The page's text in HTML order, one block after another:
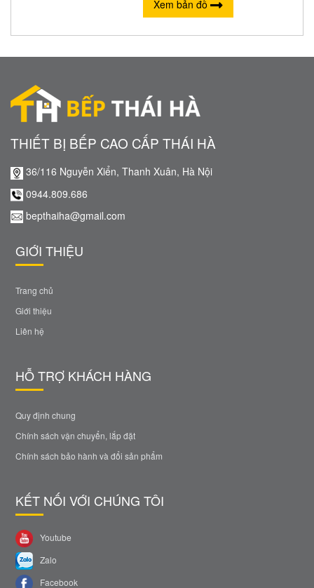
Xem bản đồ
THIẾT BỊ BẾP CAO CẤP THÁI HÀ
36/116 Nguyễn Xiển, Thanh Xuân, Hà Nội
0944.809.686
bepthaiha@gmail.com
GIỚI THIỆU
Trang chủ
Giới thiệu
Liên hệ
HỖ TRỢ KHÁCH HÀNG
Quy định chung
Chính sách vận chuyển, lắp đặt
Chính sách bảo hành và đổi sản phẩm
KẾT NỐI VỚI CHÚNG TÔI
Youtube
Zalo
Facebook